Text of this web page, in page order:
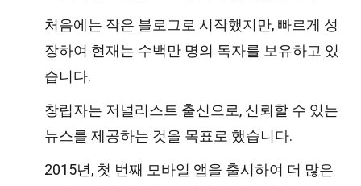
처음에는 작은 블로그로 시작했지만, 빠르게 성
장하여 현재는 수백만 명의 독자를 보유하고 있
습니다.
창립자는 저널리스트 출신으로, 신뢰할 수 있는
뉴스를 제공하는 것을 목표로 했습니다.
2015년, 첫 번째 모바일 앱을 출시하여 더 많은